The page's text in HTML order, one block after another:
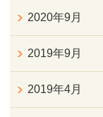
2020年9月
2019年9月
2019年4月